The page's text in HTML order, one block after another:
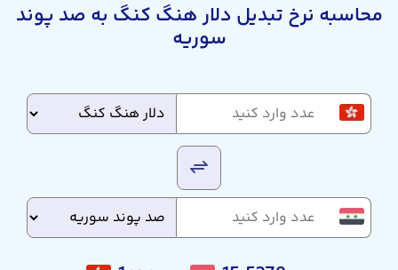
محاسبه نرخ تبدیل دلار هنگ کنگ به صد پوند
سوریه